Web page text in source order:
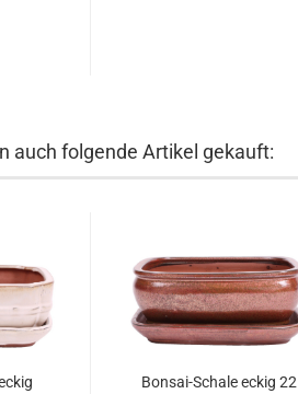
auch folgende Artikel gekauft:
Bonsai-Schale eckig 22